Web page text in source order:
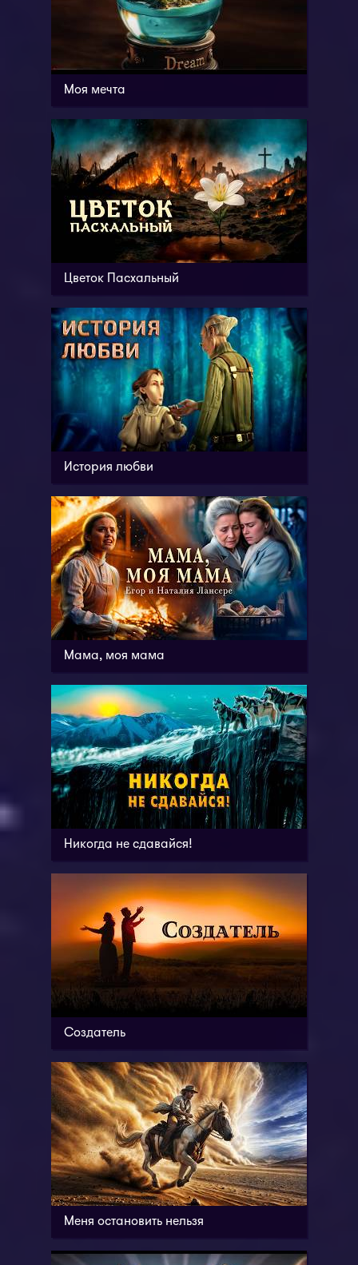
Моя мечта
Цветок Пасхальный
История любви
Мама, моя мама
Никогда не сдавайся!
Создатель
Меня остановить нельзя